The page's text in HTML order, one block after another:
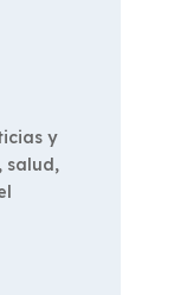
y
salud,